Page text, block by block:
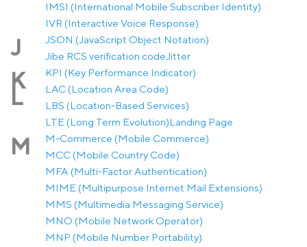
IMSI (International Mobile Subscriber Identity)
IVR (Interactive Voice Response)
J
JSON (JavaScript Object Notation)
Jibe RCS verification codeJitter
K KPI (Key Performance Indicator)
L
LAC (Location Area Code)
LBS (Location-Based Services)
LTE (Long Term Evolution)Landing Page
M
M-Commerce (Mobile Commerce)
MCC (Mobile Country Code)
MFA (Multi-Factor Authentication)
MIME (Multipurpose Internet Mail Extensions)
MMS (Multimedia Messaging Service)
MNO (Mobile Network Operator)
MNP (Mobile Number Portability)